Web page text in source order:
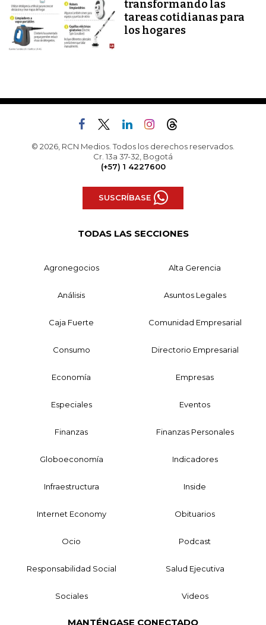
transformando las
tareas cotidianas para
los hogares
© 2026, RCN Medios. Todos los derechos reservados.
Cr. 13a 37-32, Bogotá
(+57) 1 4227600
SUSCRÍBASE
TODAS LAS SECCIONES
Agronegocios Alta Gerencia
Análisis Asuntos Legales
Caja Fuerte Comunidad Empresarial
Consumo Directorio Empresarial
Economía Empresas
Especiales Eventos
Finanzas Finanzas Personales
Globoeconomía Indicadores
Infraestructura Inside
Internet Economy Obituarios
Ocio Podcast
Responsabilidad Social Salud Ejecutiva
Sociales Videos
MANTÉNGASE CONECTADO